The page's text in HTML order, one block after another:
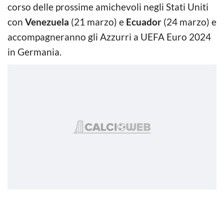
corso delle prossime amichevoli negli Stati Uniti
con Venezuela (21 marzo) e Ecuador (24 marzo) e
accompagneranno gli Azzurri a UEFA Euro 2024
in Germania.